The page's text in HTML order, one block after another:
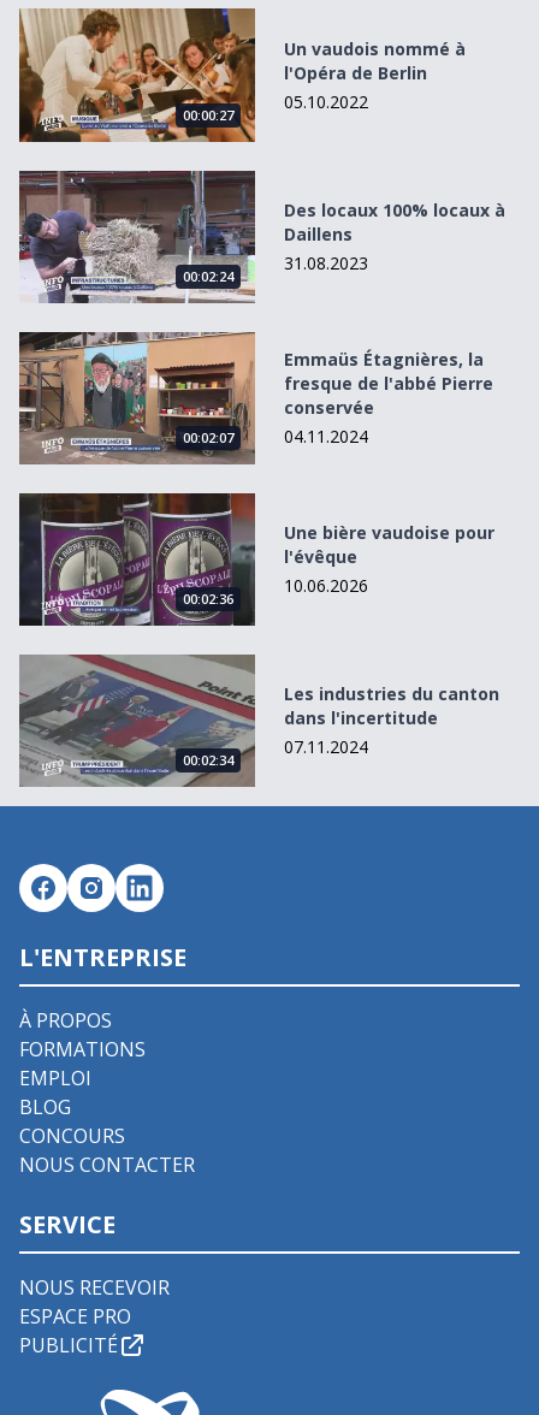
Un vaudois nommé à l&#039;Opéra de Berlin
00:00:27
Un vaudois nommé à
l'Opéra de Berlin
05.10.2022
Des locaux 100% locaux à Daillens
00:02:24
Des locaux 100% locaux à
Daillens
31.08.2023
Emmaüs Étagnières, la fresque de l&#039;abbé Pierre
00:02:07
Emmaüs Étagnières, la
fresque de l'abbé Pierre
conservée
04.11.2024
Une bière vaudoise pour l&#039;évêque
00:02:36
Une bière vaudoise pour
l'évêque
10.06.2026
Les industries du canton dans l&#039;incertitude
00:02:34
Les industries du canton
dans l'incertitude
07.11.2024
L'ENTREPRISE
À PROPOS
FORMATIONS
EMPLOI
BLOG
CONCOURS
NOUS CONTACTER
SERVICE
NOUS RECEVOIR
ESPACE PRO
PUBLICITÉ